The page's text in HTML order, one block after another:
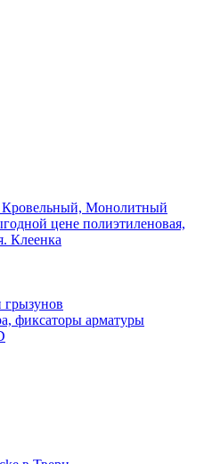
Монолитный
цене полиэтиленовая,
Клеенка
грызунов
фиксаторы арматуры